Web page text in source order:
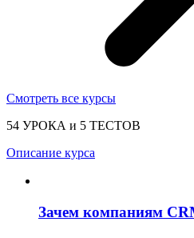
Смотреть все курсы
54 УРОКА и 5 ТЕСТОВ
Описание курса
Зачем компаниям